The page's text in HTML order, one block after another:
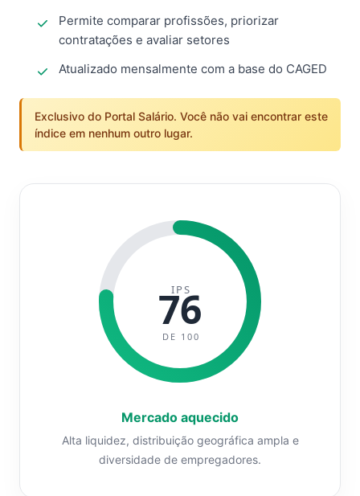
Permite comparar profissões, priorizar
contratações e avaliar setores
Atualizado mensalmente com a base do CAGED
Exclusivo do Portal Salário. Você não vai encontrar este
índice em nenhum outro lugar.
IPS
76
DE 100
Mercado aquecido
Alta liquidez, distribuição geográfica ampla e
diversidade de empregadores.